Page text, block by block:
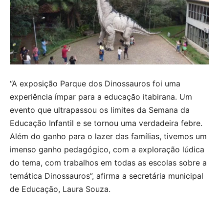
“A exposição Parque dos Dinossauros foi uma
experiência ímpar para a educação itabirana. Um
evento que ultrapassou os limites da Semana da
Educação Infantil e se tornou uma verdadeira febre.
Além do ganho para o lazer das famílias, tivemos um
imenso ganho pedagógico, com a exploração lúdica
do tema, com trabalhos em todas as escolas sobre a
temática Dinossauros”, afirma a secretária municipal
de Educação, Laura Souza.